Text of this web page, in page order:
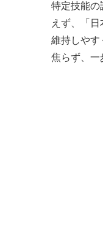
特定技能の
えず、「
維持しやす
焦らず、一